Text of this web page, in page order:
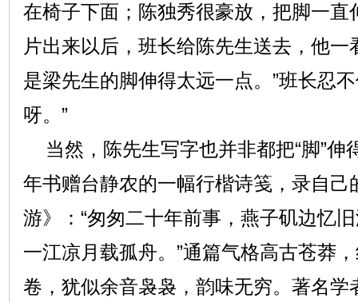
在椅子下面；陈独秀很豪放，把脚一直
片出来以后，班长给陈先生送去，他一
是梁先生的脚伸得太远一点。”班长忍
呀。”
当然，陈先生写字也并非都把“脚”伸
年书赠台静农的一幅行楷诗笺，录自己
游》：“匆匆二十年前事，燕子矶边忆
一江凉月载孤舟。”通篇气格高古苍莽
卷，犹似余音袅袅，韵味无穷。著名学